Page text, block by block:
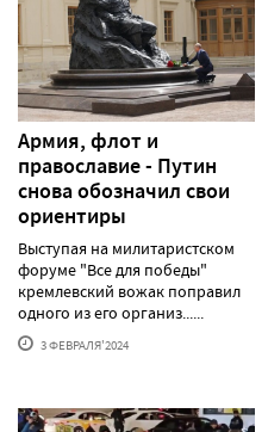
Армия, флот и
православие - Путин
снова обозначил свои
ориентиры
Выступая на милитаристском
форуме "Все для победы"
кремлевский вожак поправил
одного из его организ......
3 ФЕВРАЛЯ'2024